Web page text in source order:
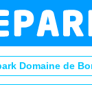
Domaine de